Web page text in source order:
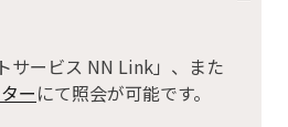
サービス NN Link」、また
ーにて照会が可能です。